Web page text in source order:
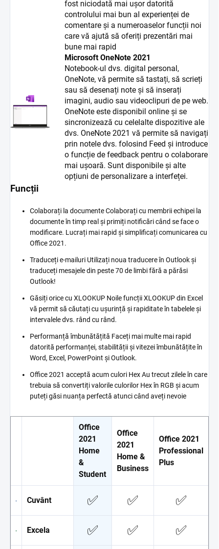
fost niciodată mai ușor datorită
controlului mai bun al experienței de
comentare și a numeroaselor funcții noi
care vă ajută să oferiți prezentări mai
bune mai rapid
Microsoft OneNote 2021
Notebook-ul dvs. digital personal,
OneNote, vă permite să tastați, să scrieți
sau să desenați note și să inserați
imagini, audio sau videoclipuri de pe web.
OneNote este disponibil online și se
sincronizează cu celelalte dispozitive ale
dvs. OneNote 2021 vă permite să navigați
prin notele dvs. folosind Feed și introduce
o funcție de feedback pentru o colaborare
mai ușoară. Sunt disponibile și alte
opțiuni de personalizare a interfeței.
Funcții
Colaborați la documente Colaborați cu membrii echipei la
documente în timp real și primiți notificări când se face o
modificare. Lucrați mai rapid și simplificați comunicarea cu
Office 2021.
Traduceți e-mailuri Utilizați noua traducere în Outlook și
traduceți mesajele din peste 70 de limbi fără a părăsi
Outlook!
Găsiți orice cu XLOOKUP Noile funcții XLOOKUP din Excel
vă permit să căutați cu ușurință și rapiditate în tabelele și
intervalele dvs. rând cu rând.
Performanță îmbunătățită Faceți mai multe mai rapid
datorită performanței, stabilității și vitezei îmbunătățite în
Word, Excel, PowerPoint și Outlook.
Office 2021 acceptă acum culori Hex Au trecut zilele în care
trebuia să convertiți valorile culorilor Hex în RGB și acum
puteți găsi nuanța perfectă atunci când aveți nevoie
Office
2021
Home
&
Student
Office
2021
Home &
Business
Office 2021
Professional
Plus
Cuvânt ✅ ✅ ✅
Excela ✅ ✅ ✅